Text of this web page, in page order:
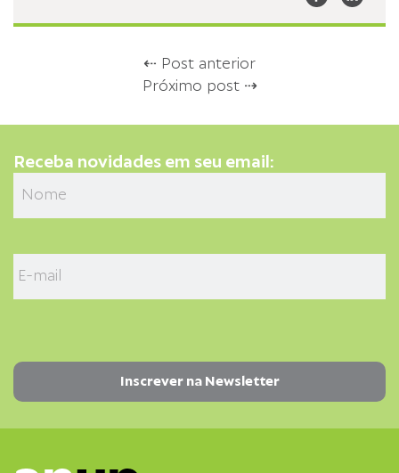
⇠ Post anterior
Próximo post ⇢
Receba novidades em seu email: